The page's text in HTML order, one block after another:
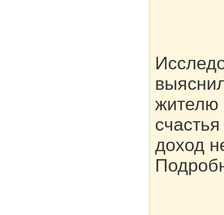
жителю
доход